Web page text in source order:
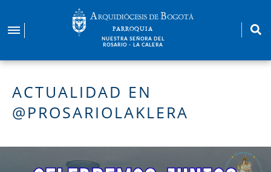
contenido
PARROQUIA
NUESTRA SEÑORA DEL
ROSARIO - LA CALERA
ACTUALIDAD EN
@PROSARIOLAKLERA